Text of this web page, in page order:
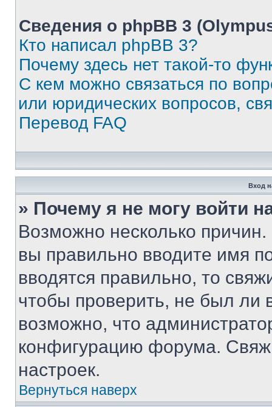
Сведения о phpBB 3
Кто написал phpBB 3?
Почему здесь нет такой-то
С кем можно связаться по
или юридических вопросов,
Перевод FAQ
Вход
» Почему я не могу войти
Возможно несколько
вы правильно вводите имя
вводятся правильно, то
чтобы проверить, не был ли
возможно, что
конфигурацию форума.
настроек.
Вернуться наверх